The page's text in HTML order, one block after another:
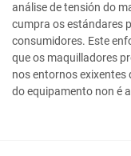
análise de tensión do
cumpra os estándares
consumidores. Este
que os maquilladores
nos entornos
do equipamento non é